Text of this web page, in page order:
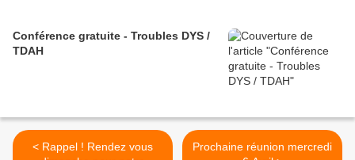
Conférence gratuite - Troubles DYS /
TDAH
< Rappel ! Rendez vous
Prochaine réunion mercredi